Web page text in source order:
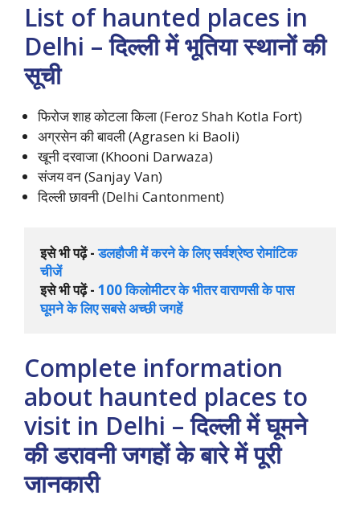
List of haunted places in
Delhi – दिल्ली में भूतिया स्थानों की
सूची
फिरोज शाह कोटला किला (Feroz Shah Kotla Fort)
अग्रसेन की बावली (Agrasen ki Baoli)
खूनी दरवाजा (Khooni Darwaza)
संजय वन (Sanjay Van)
दिल्ली छावनी (Delhi Cantonment)
इसे भी पढ़ें - डलहौजी में करने के लिए सर्वश्रेष्ठ रोमांटिक
चीजें
इसे भी पढ़ें - 100 किलोमीटर के भीतर वाराणसी के पास
घूमने के लिए सबसे अच्छी जगहें
Complete information
about haunted places to
visit in Delhi – दिल्ली में घूमने
की डरावनी जगहों के बारे में पूरी
जानकारी